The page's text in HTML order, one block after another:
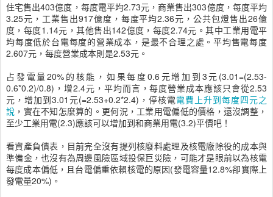
住宅售出403億度，每度電平均2.73元，商業售出303億度，每度平均
3.25元，工業售出917億度，每度平均2.36元，公共包燈售出26億
度，每度1.14元，其他售出142億度，每度2.74元。其中工業用電平
均每度低於台電每度的營業成本，是最不合理之處。平均售電每度
2.607元，每度營業成本則是2.53元。
占發電量20%的核能，如果每度0.6元增加到3元(3.01=(2.53-
0.6*0.2)/0.8)，增2.4元，平均而言，每度營業成本應該只會從2.53
元，增加到3.01元(=2.53+0.2*2.4)，停核電電費上升到每度四元之
說 ，實在不知怎麼算的。更何況，工業用電偏低的價格，還沒調整，
至少工業用電(2.3)應該可以增加到和商業用電(3.2)平價吧！
看資產負債表，目前完全沒有提列核廢料處理及核電廠除役的成本與
準備金，也沒有為周邊風險區域投保巨災險，可能才是眼前以為核電
每度成本偏低，且台電偏重依賴核電的原因(發電容量12.8%卻實際上
發電量20%)。